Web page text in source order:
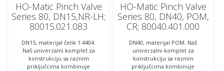
HO-Matic Pinch Valve
Series 80, DN15,NR-LH;
80015.021.083
DN15, materijal čelik 1.4404.
Naš univerzalni komplet za
konstrukciju sa raznim
priključcima kombinuje
HO-Matic Pinch Valve
Series 80, DN40, POM,
CR; 80040.401.000
DN40, materijal POM. Naš
univerzalni komplet za
konstrukciju sa raznim
priključcima kombinuje